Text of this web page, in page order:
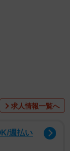
会として、
求人情報一覧へ
週払い